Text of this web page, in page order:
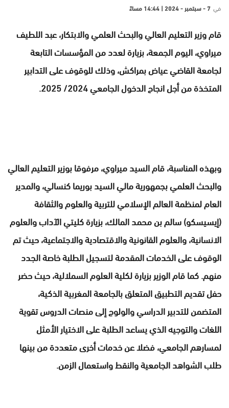
في 7 - سبتمبر - 2024 | 14:44 مساءً
قام وزير التعليم العالي والبحث العلمي والابتكار، عبد اللطيف
ميراوي، اليوم الجمعة، بزيارة لعدد من المؤسسات التابعة
لجامعة القاضي عياض بمراكش، وذلك للوقوف على التدابير
المتخذة من أجل انجاح الدخول الجامعي 2024/ 2025.
وبهذه المناسبة، قام السيد ميراوي، مرفوقا بوزير التعليم العالي
والبحث العلمي بجمهورية مالي السيد بوريما كنسالي، والمدير
العام لمنظمة العالم الإسلامي للتربية والعلوم والثقافة
(إيسيسكو) سالم بن محمد المالك، بزيارة كليتي الآداب والعلوم
الانسانية، والعلوم القانونية والاقتصادية والاجتماعية، حيث تم
الوقوف على الخدمات المقدمة لتسجيل الطلبة خاصة الجدد
منهم. كما قام الوزير بزيارة لكلية العلوم السملالية، حيث حضر
حفل تقديم التطبيق المتعلق بالجامعة المغربية الذكية،
المتضمن للتدبير الدراسي والولوج إلى منصات الدروس تقوية
اللغات والتوجيه الذي يساعد الطلبة على الاختيار الأمثل
لمسارهم الجامعي، فضلا عن خدمات أخرى متعددة من بينها
طلب الشواهد الجامعية والنقط واستعمال الزمن.